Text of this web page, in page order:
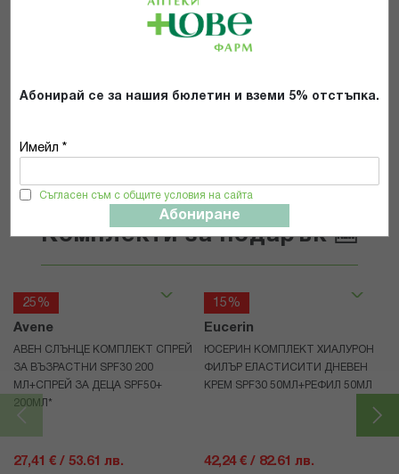
Абонирай се за нашия бюлетин и вземи 5% отстъпка.
Имейл *
Съгласен съм с общите условия на сайта
Абониране
Прочетох и се съгласявам с
Общите условия и политиката за
Комплекти за подарък 🆕
25%
Avene
АВЕН СЛЪНЦЕ КОМПЛЕКТ СПРЕЙ
ЗА ВЪЗРАСТНИ SPF30 200
МЛ+СПРЕЙ ЗА ДЕЦА SPF50+
200МЛ*
27,41 € / 53.61 лв.
15%
Eucerin
ЮСЕРИН КОМПЛЕКТ ХИАЛУРОН
ФИЛЪР ЕЛАСТИСИТИ ДНЕВЕН
КРЕМ SPF30 50МЛ+РЕФИЛ 50МЛ
42,24 € / 82.61 лв.